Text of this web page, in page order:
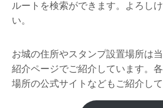
ルートを検索ができます。よろし
い。
お城の住所やスタンプ設置場所は
紹介ページでご紹介しています。
場所の公式サイトなどもご紹介して